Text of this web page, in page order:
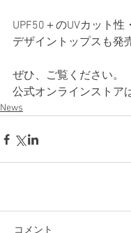
UPF50＋のUVカット性
デザイントップスも発
ぜひ、ご覧ください。
公式オンラインストア
News
コメント